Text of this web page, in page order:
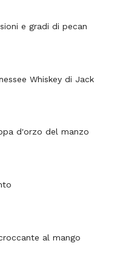
e gradi di pecan
Whiskey di Jack
d'orzo del manzo
al mango